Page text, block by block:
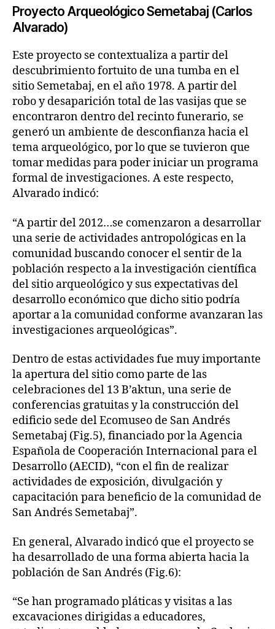
Proyecto Arqueológico Semetabaj (Carlos
Alvarado)
Este proyecto se contextualiza a partir del
descubrimiento fortuito de una tumba en el
sitio Semetabaj, en el año 1978. A partir del
robo y desaparición total de las vasijas que se
encontraron dentro del recinto funerario, se
generó un ambiente de desconfianza hacia el
tema arqueológico, por lo que se tuvieron que
tomar medidas para poder iniciar un programa
formal de investigaciones. A este respecto,
Alvarado indicó:
“A partir del 2012…se comenzaron a desarrollar
una serie de actividades antropológicas en la
comunidad buscando conocer el sentir de la
población respecto a la investigación científica
del sitio arqueológico y sus expectativas del
desarrollo económico que dicho sitio podría
aportar a la comunidad conforme avanzaran las
investigaciones arqueológicas”.
Dentro de estas actividades fue muy importante
la apertura del sitio como parte de las
celebraciones del 13 B’aktun, una serie de
conferencias gratuitas y la construcción del
edificio sede del Ecomuseo de San Andrés
Semetabaj (Fig.5), financiado por la Agencia
Española de Cooperación Internacional para el
Desarrollo (AECID), “con el fin de realizar
actividades de exposición, divulgación y
capacitación para beneficio de la comunidad de
San Andrés Semetabaj”.
En general, Alvarado indicó que el proyecto se
ha desarrollado de una forma abierta hacia la
población de San Andrés (Fig.6):
“Se han programado pláticas y visitas a las
excavaciones dirigidas a educadores,